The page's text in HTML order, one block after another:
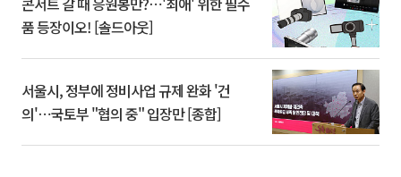
품 등장이오! [솔드아웃]
서울시, 정부에 정비사업 규제 완화 '건
의'⋯국토부 "협의 중" 입장만 [종합]